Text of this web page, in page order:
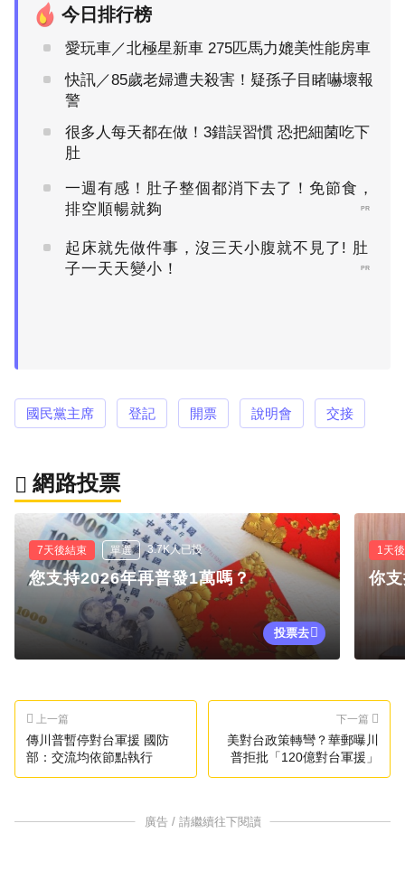
今日排行榜
愛玩車／北極星新車 275匹馬力媲美性能房車
快訊／85歲老婦遭夫殺害！疑孫子目睹嚇壞報
警
很多人每天都在做！3錯誤習慣 恐把細菌吃下
肚
一週有感！肚子整個都消下去了！免節食，
排空順暢就夠
PR
起床就先做件事，沒三天小腹就不見了! 肚
子一天天變小！
PR
國民黨主席 登記 開票 說明會 交接
網路投票
7天後結束 單選 3.7K人已投
您支持2026年再普發1萬嗎？
投票去
1天
你
上一篇
傳川普暫停對台軍援 國防
部：交流均依節點執行
下一篇
美對台政策轉彎？華郵曝川
普拒批「120億對台軍援」
廣告 / 請繼續往下閱讀